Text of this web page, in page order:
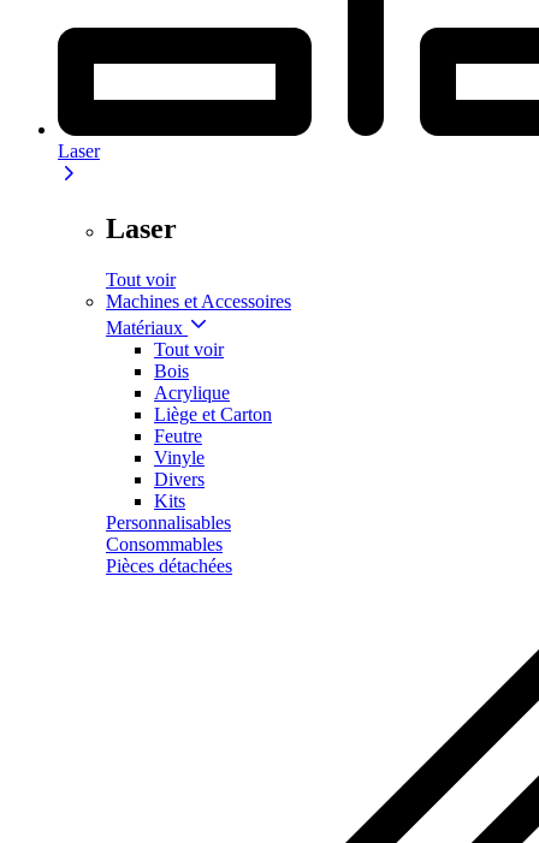
Laser
Laser
Tout voir
Machines et Accessoires
Matériaux
Tout voir
Bois
Acrylique
Liège et Carton
Feutre
Vinyle
Divers
Kits
Personnalisables
Consommables
Pièces détachées